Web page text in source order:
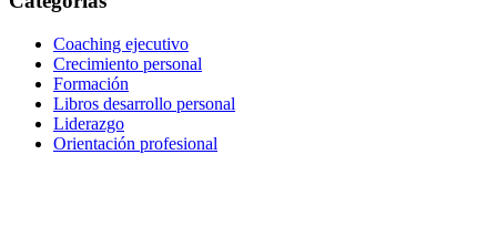
Coaching ejecutivo
Crecimiento personal
Formación
Libros desarrollo personal
Liderazgo
Orientación profesional